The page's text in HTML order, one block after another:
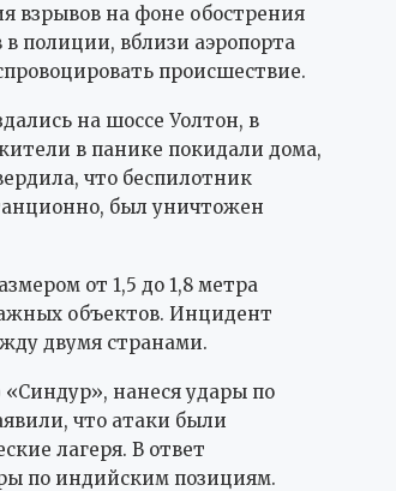
взрывов на фоне обострения
полиции, вблизи аэропорта
происшествие.
на шоссе Уолтон, в
в панике покидали дома,
что беспилотник
был уничтожен
от 1,5 до 1,8 метра
объектов. Инцидент
двумя странами.
нанеся удары по
что атаки были
лагеря. В ответ
по индийским позициям.